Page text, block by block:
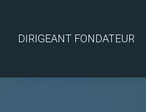
DIRIGEANT FONDATEUR